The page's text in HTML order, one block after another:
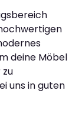
deine Möbel
uns in guten